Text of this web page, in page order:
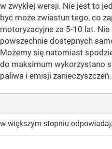
w zwykłej wersji. Nie jest to
być może zwiastun tego, co
motoryzacyjne za 5-10 lat.
powszechnie dostępnych
Możemy się natomiast
do maksimum wykorzystano
paliwa i emisji zanieczyszczeń.
większym stopniu